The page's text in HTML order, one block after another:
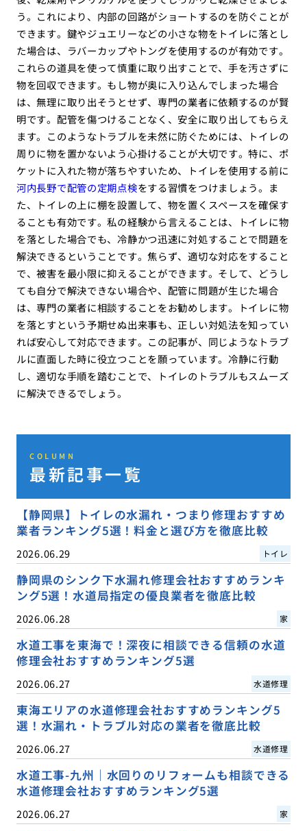
う。これにより、内部の回路がショートするのを防ぐことが
できます。鍵やジュエリーなどの小さな物をトイレに落とし
た場合は、ラバーカップやトングを使用するのが有効です。
これらの道具を使って慎重に取り出すことで、手を汚さずに
物を回収できます。もし物が奥に入り込んでしまった場合
は、無理に取り出そうとせず、専門の業者に依頼するのが賢
明です。配管を傷つけることなく、安全に取り出してもらえ
ます。このようなトラブルを未然に防ぐためには、トイレの
周りに物を置かないよう心掛けることが大切です。特に、ポ
ケットに入れた物が落ちやすいため、トイレを使用する前に
河内長野で配管の定期点検をする習慣をつけましょう。ま
た、トイレの上に棚を設置して、物を置くスペースを確保す
ることも有効です。私の経験から言えることは、トイレに物
を落とした場合でも、冷静かつ迅速に対処することで問題を
解決できるということです。焦らず、適切な対応をすること
で、被害を最小限に抑えることができます。そして、どうし
ても自分で解決できない場合や、配管に問題が生じた場合
は、専門の業者に相談することをお勧めします。トイレに物
を落とすという予期せぬ出来事も、正しい対処法を知ってい
れば安心して対応できます。この記事が、同じようなトラブ
ルに直面した時に役立つことを願っています。冷静に行動
し、適切な手順を踏むことで、トイレのトラブルもスムーズ
に解決できるでしょう。
COLUMN
最新記事一覧
【静岡県】トイレの水漏れ・つまり修理おすすめ
業者ランキング5選！料金と選び方を徹底比較
2026.06.29 トイレ
静岡県のシンク下水漏れ修理会社おすすめランキ
ング5選！水道局指定の優良業者を徹底比較
2026.06.28 家
水道工事を東海で！深夜に相談できる信頼の水道
修理会社おすすめランキング5選
2026.06.27 水道修理
東海エリアの水道修理会社おすすめランキング5
選！水漏れ・トラブル対応の業者を徹底比較
2026.06.27 水道修理
水道工事-九州｜水回りのリフォームも相談できる
水道修理会社おすすめランキング5選
2026.06.27 家